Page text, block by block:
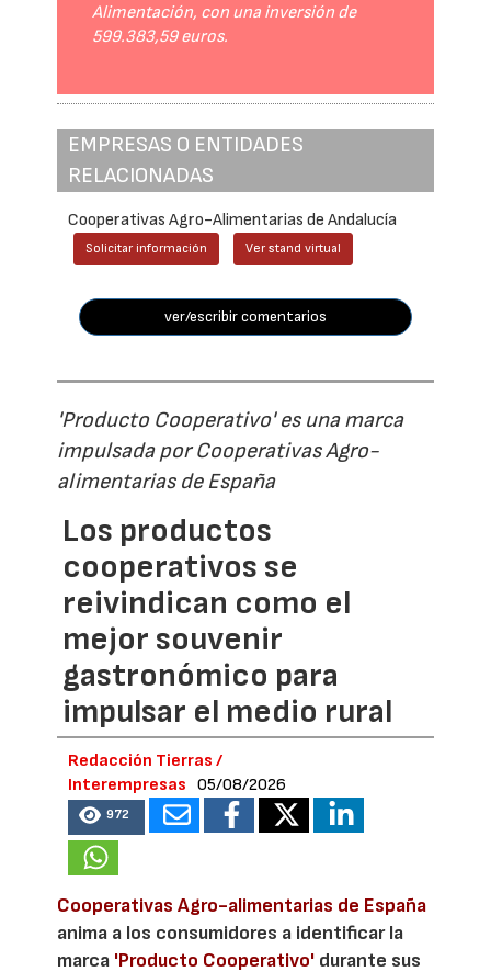
Alimentación, con una inversión de
599.383,59 euros.
EMPRESAS O ENTIDADES
RELACIONADAS
Cooperativas Agro-Alimentarias de Andalucía
Solicitar información Ver stand virtual
ver/escribir comentarios
'Producto Cooperativo' es una marca
impulsada por Cooperativas Agro-
alimentarias de España
Los productos
cooperativos se
reivindican como el
mejor souvenir
gastronómico para
impulsar el medio rural
Redacción Tierras /
Interempresas
05/08/2026
972
Cooperativas Agro-alimentarias de España
anima a los consumidores a identificar la
marca 'Producto Cooperativo' durante sus